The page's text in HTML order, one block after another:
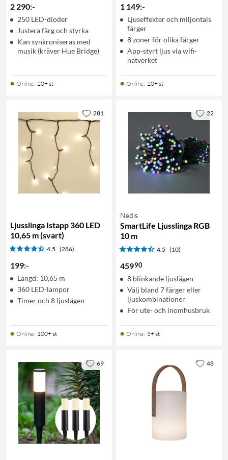
2 290:-
250 LED-dioder
Justera färg och styrka
Kan synkroniseras med
musik (kräver Hue Bridge)
Online: 20+ st
1 149:-
Ljuseffekter och miljontals
färger
8 zoner för olika färger
App-styrt ljus via wifi-
nätverket
Online: 20+ st
Ljusslinga Istapp 360 LED
10,65 m (svart)
4.5 (286)
199:-
Längd: 10,65 m
360 LED-lampor
Timer och 8 ljuslägen
Online: 100+ st
281
Nedis
SmartLife Ljusslinga RGB
10 m
4.5 (10)
45990
8 blinkande ljuslägen
Välj bland 7 färger eller
ljuskombinationer
För ute- och inomhusbruk
Online: 5+ st
22
69 48